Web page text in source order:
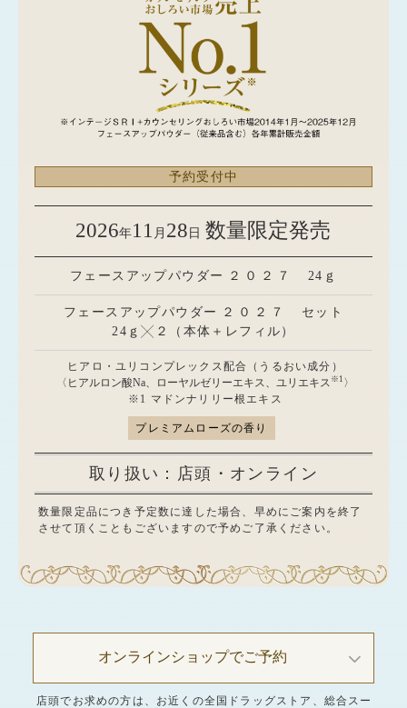
予約受付中
2026年11 月 28 日 数量限定発売
フェースアップパウダー ２０２７ 24ｇ
フェースアップパウダー ２０２７
セット
24ｇ╳２（本体＋レフィル）
ヒアロ・ユリコンプレックス配合（うるおい成分）
〈ヒアルロン酸Na、ローヤルゼリーエキス、ユリエキス ※1 〉
※1 マドンナリリー根エキス
プレミアムローズの香り
取り扱い：店頭・オンライン
数量限定品につき予定数に達した場合、早めにご案内を終了
させて頂くこともございますので予めご了承ください。
オンラインショップでご予約
店頭でお求めの方は、お近くの全国ドラッグストア、総合スー